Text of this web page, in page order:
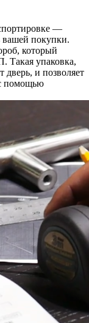
—
вашей покупки.
который
Такая упаковка,
дверь, и позволяет
помощью